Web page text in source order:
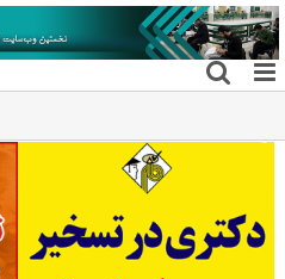
رفتن
به
محتوا